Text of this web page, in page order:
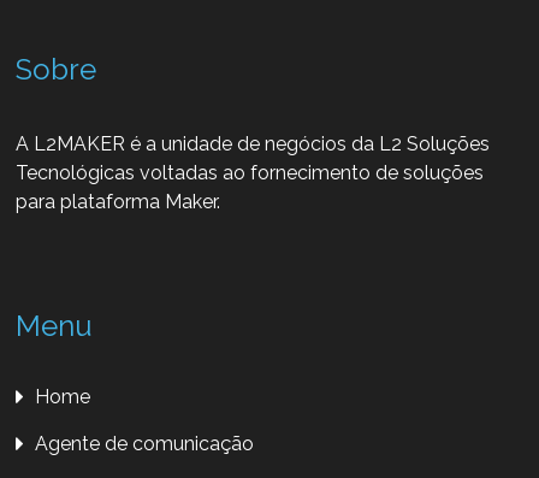
Sobre
A L2MAKER é a unidade de negócios da L2 Soluções
Tecnológicas voltadas ao fornecimento de soluções
para plataforma Maker.
Menu
Home
Agente de comunicação